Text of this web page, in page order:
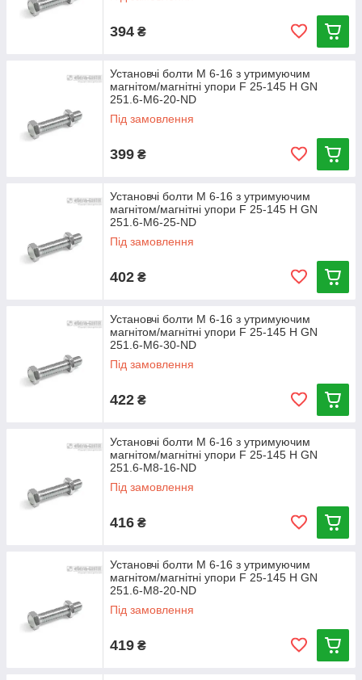
394 ₴
Установчі болти М 6-16 з утримуючим
магнітом/магнітні упори F 25-145 Н GN
251.6-M6-20-ND
Під замовлення
399 ₴
Установчі болти М 6-16 з утримуючим
магнітом/магнітні упори F 25-145 Н GN
251.6-M6-25-ND
Під замовлення
402 ₴
Установчі болти М 6-16 з утримуючим
магнітом/магнітні упори F 25-145 Н GN
251.6-M6-30-ND
Під замовлення
422 ₴
Установчі болти М 6-16 з утримуючим
магнітом/магнітні упори F 25-145 Н GN
251.6-M8-16-ND
Під замовлення
416 ₴
Установчі болти М 6-16 з утримуючим
магнітом/магнітні упори F 25-145 Н GN
251.6-M8-20-ND
Під замовлення
419 ₴